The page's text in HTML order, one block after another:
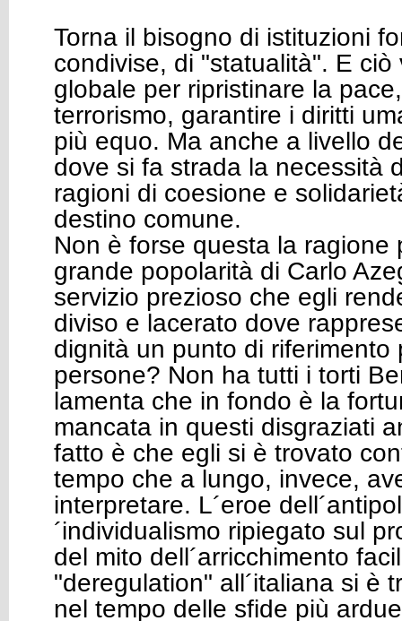
Torna il bisogno di istituzioni
condivise, di "statualità". E ciò
globale per ripristinare la
terrorismo, garantire i diritti
più equo. Ma anche a livello
dove si fa strada la necessità
ragioni di coesione e
destino comune.
Non è forse questa la ragione
grande popolarità di Carlo
servizio prezioso che egli
diviso e lacerato dove
dignità un punto di riferimento
persone? Non ha tutti i torti
lamenta che in fondo è la
mancata in questi disgraziati
fatto è che egli si è trovato
tempo che a lungo, invece,
interpretare. L´eroe
´individualismo ripiegato sul
del mito dell´arricchimento
"deregulation" all´italiana si è
nel tempo delle sfide più